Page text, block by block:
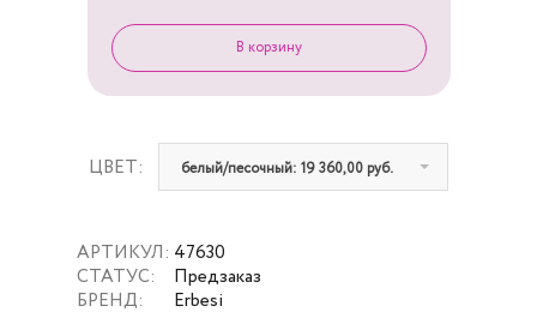
АРТИКУЛ:
СТАТУС:
БРЕНД:
47630
Предзаказ
Erbesi
ЦВЕТ: белый/песочный: 19 360,00 руб.